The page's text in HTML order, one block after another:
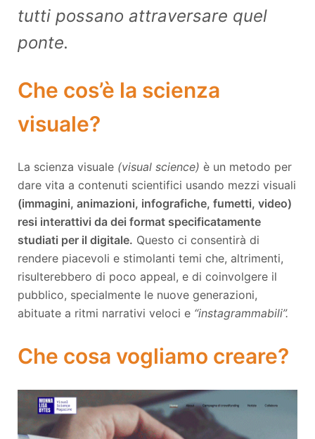
tutti possano attraversare quel
ponte.
Che cos’è la scienza
visuale?
La scienza visuale (visual science) è un metodo per
dare vita a contenuti scientifici usando mezzi visuali
(immagini, animazioni, infografiche, fumetti, video)
resi interattivi da dei format specificatamente
studiati per il digitale. Questo ci consentirà di
rendere piacevoli e stimolanti temi che, altrimenti,
risulterebbero di poco appeal, e di coinvolgere il
pubblico, specialmente le nuove generazioni,
abituate a ritmi narrativi veloci e “instagrammabili”.
Che cosa vogliamo creare?